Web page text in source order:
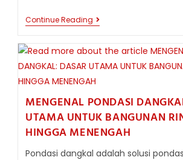
Continue Reading TIPS
MEMILIH
PONDASI
ATAU
DALAM?
INILAH
FAKTOR-
FAKTOR
PENENTUNYA
DALAM
KONSTRUKSI
MENGENAL PONDASI
UTAMA UNTUK BANGUNAN
HINGGA MENENGAH
Pondasi dangkal adalah solusi